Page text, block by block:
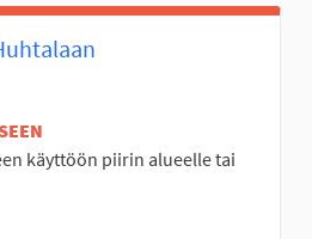
käyttöön piirin alueelle tai
Läntinen Seinäjoki